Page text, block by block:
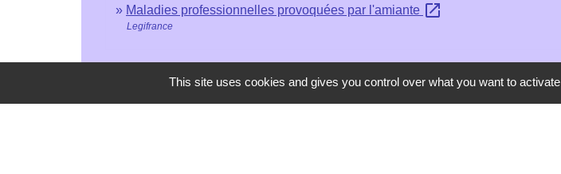
Maladies professionnelles provoquées par l'amiante open_in_new
Legifrance
This site uses cookies and gives you control over what you want to activate